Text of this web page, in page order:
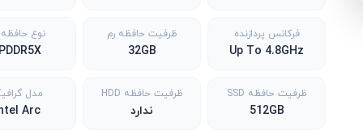
فرکانس پردازنده
Up To 4.8GHz
ظرفیت حافظه رم
32GB
نوع
ظرفیت حافظه SSD
512GB
ظرفیت حافظه HDD
ندارد
مدل
Arc